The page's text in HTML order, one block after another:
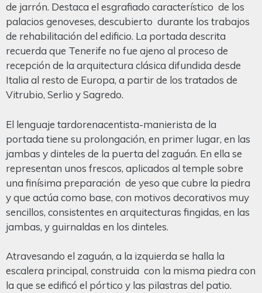
de jarrón. Destaca el esgrafiado característico de los
palacios genoveses, descubierto durante los trabajos
de rehabilitación del edificio. La portada descrita
recuerda que Tenerife no fue ajeno al proceso de
recepción de la arquitectura clásica difundida desde
Italia al resto de Europa, a partir de los tratados de
Vitrubio, Serlio y Sagredo.
El lenguaje tardorenacentista-manierista de la
portada tiene su prolongación, en primer lugar, en las
jambas y dinteles de la puerta del zaguán. En ella se
representan unos frescos, aplicados al temple sobre
una finísima preparación de yeso que cubre la piedra
y que actúa como base, con motivos decorativos muy
sencillos, consistentes en arquitecturas fingidas, en las
jambas, y guirnaldas en los dinteles.
Atravesando el zaguán, a la izquierda se halla la
escalera principal, construida con la misma piedra con
la que se edificó el pórtico y las pilastras del patio.